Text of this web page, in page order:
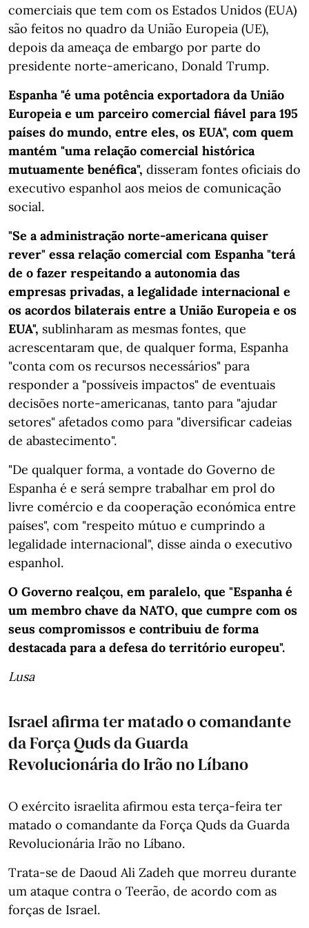
comerciais que tem com os Estados Unidos (EUA)
são feitos no quadro da União Europeia (UE),
depois da ameaça de embargo por parte do
presidente norte-americano, Donald Trump.
Espanha "é uma potência exportadora da União
Europeia e um parceiro comercial fiável para 195
países do mundo, entre eles, os EUA", com quem
mantém "uma relação comercial histórica
mutuamente benéfica", disseram fontes oficiais do
executivo espanhol aos meios de comunicação
social.
"Se a administração norte-americana quiser
rever" essa relação comercial com Espanha "terá
de o fazer respeitando a autonomia das
empresas privadas, a legalidade internacional e
os acordos bilaterais entre a União Europeia e os
EUA", sublinharam as mesmas fontes, que
acrescentaram que, de qualquer forma, Espanha
"conta com os recursos necessários" para
responder a "possíveis impactos" de eventuais
decisões norte-americanas, tanto para "ajudar
setores" afetados como para "diversificar cadeias
de abastecimento".
"De qualquer forma, a vontade do Governo de
Espanha é e será sempre trabalhar em prol do
livre comércio e da cooperação económica entre
países", com "respeito mútuo e cumprindo a
legalidade internacional", disse ainda o executivo
espanhol.
O Governo realçou, em paralelo, que "Espanha é
um membro chave da NATO, que cumpre com os
seus compromissos e contribuiu de forma
destacada para a defesa do território europeu".
Lusa
Israel afirma ter matado o comandante
da Força Quds da Guarda
Revolucionária do Irão no Líbano
O exército israelita afirmou esta terça-feira ter
matado o comandante da Força Quds da Guarda
Revolucionária Irão no Líbano.
Trata-se de Daoud Ali Zadeh que morreu durante
um ataque contra o Teerão, de acordo com as
forças de Israel.